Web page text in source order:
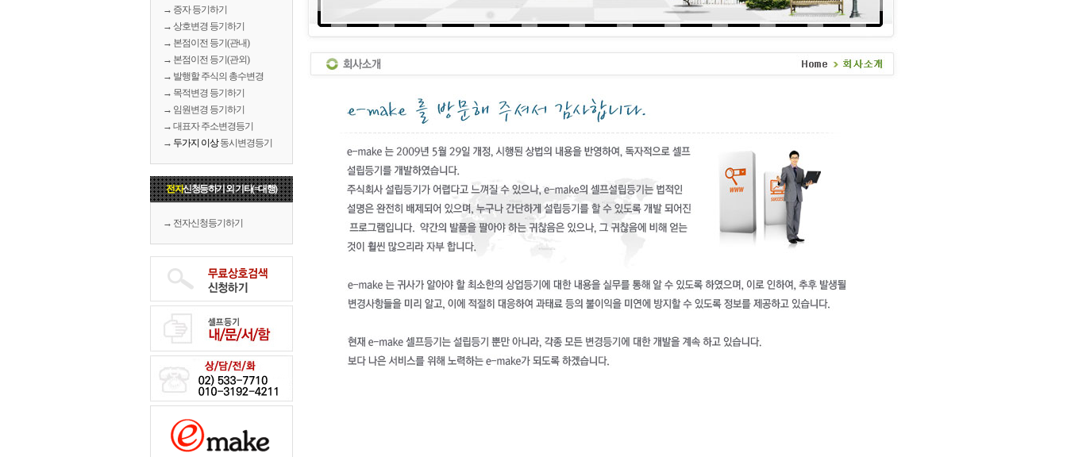
→ 증자 등기하기
→ 상호변경 등기하기
→ 본점이전 등기(관내)
→ 본점이전 등기(관외)
→ 발행할 주식의 총수변경
→ 목적변경 등기하기
→ 임원변경 등기하기
→ 대표자 주소변경등기
→ 두가지 이상동시변경등기
전자신청등하기 외 기타(=대행)
→ 전자신청등기하기